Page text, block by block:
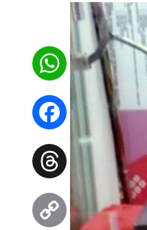
WhatsApp
Facebook
Threads